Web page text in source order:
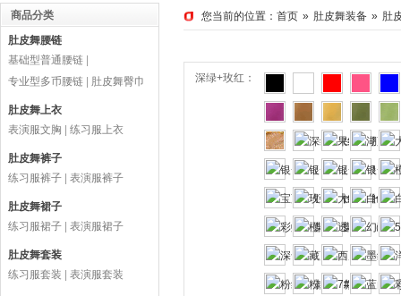
您当前的位置： 首页 » 肚皮舞装备 » 肚
深绿+玫红：
商品分类
肚皮舞腰链
基础型普通腰链
专业型多币腰链
肚皮舞臀巾
肚皮舞上衣
表演服文胸
练习服上衣
肚皮舞裤子
练习服裤子
表演服裤子
肚皮舞裙子
练习服裙子
表演服裙子
肚皮舞套装
练习服套装
表演服套装